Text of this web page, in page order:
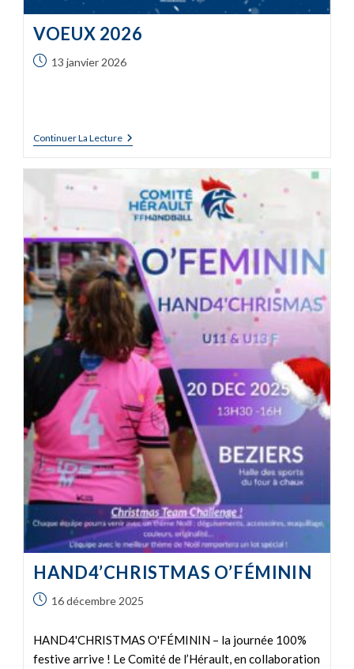
VOEUX 2026
13 janvier 2026
Continuer La Lecture
HAND4’CHRISTMAS O’FÉMININ
16 décembre 2025
HAND4'CHRISTMAS O'FÉMININ – la journée 100%
festive arrive ! Le Comité de l’Hérault, en collaboration